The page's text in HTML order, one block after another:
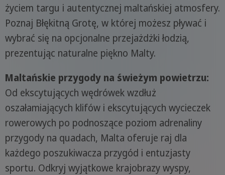
życiem targu i autentycznej maltańskiej atmosfery.
Poznaj Błękitną Grotę, w której możesz pływać i
wybrać się na opcjonalne przejażdżki łodzią,
prezentując naturalne piękno Malty.
Maltańskie przygody na świeżym powietrzu:
Od ekscytujących wędrówek wzdłuż
oszałamiających klifów i ekscytujących wycieczek
rowerowych po podnoszące poziom adrenaliny
przygody na quadach, Malta oferuje raj dla
każdego poszukiwacza przygód i entuzjasty
sportu. Odkryj wyjątkowe krajobrazy wyspy,